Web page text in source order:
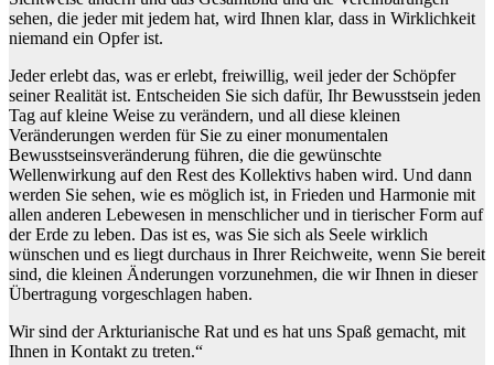
sehen, die jeder mit jedem hat, wird Ihnen klar, dass in Wirklichkeit
niemand ein Opfer ist.
Jeder erlebt das, was er erlebt, freiwillig, weil jeder der Schöpfer
seiner Realität ist. Entscheiden Sie sich dafür, Ihr Bewusstsein jeden
Tag auf kleine Weise zu verändern, und all diese kleinen
Veränderungen werden für Sie zu einer monumentalen
Bewusstseinsveränderung führen, die die gewünschte
Wellenwirkung auf den Rest des Kollektivs haben wird. Und dann
werden Sie sehen, wie es möglich ist, in Frieden und Harmonie mit
allen anderen Lebewesen in menschlicher und in tierischer Form auf
der Erde zu leben. Das ist es, was Sie sich als Seele wirklich
wünschen und es liegt durchaus in Ihrer Reichweite, wenn Sie bereit
sind, die kleinen Änderungen vorzunehmen, die wir Ihnen in dieser
Übertragung vorgeschlagen haben.
Wir sind der Arkturianische Rat und es hat uns Spaß gemacht, mit
Ihnen in Kontakt zu treten.“